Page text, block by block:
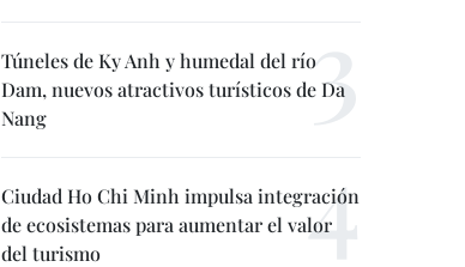
Túneles de Ky Anh y humedal del río
Dam, nuevos atractivos turísticos de Da
Nang
Ciudad Ho Chi Minh impulsa integración
de ecosistemas para aumentar el valor
del turismo